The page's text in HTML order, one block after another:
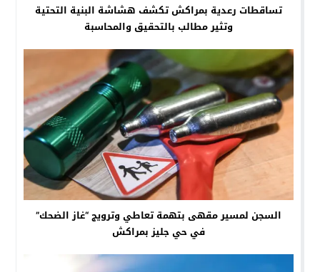
تساقطات رعدية بمراكش تكشف هشاشة البنية التحتية
وتثير مطالب بالتحقيق والمحاسبة
السجن لمسير مقهى بتهمة تعاطي وترويج “غاز الضحك”
في حي جليز بمراكش